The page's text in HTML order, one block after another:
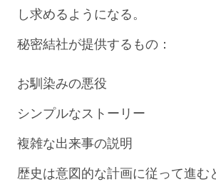
し求めるようになる。
秘密結社が提供するもの：
お馴染みの悪役
シンプルなストーリー
複雑な出来事の説明
歴史は意図的な計画に従って進む